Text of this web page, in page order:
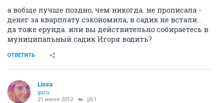
а вобще лучше поздно, чем никогда. не прописала -
денег за кварплату сэкономила, в садик не встали..
да тоже ерунда. или вы действительно собираетесь в
муниципальный садик Игоря водить?
ОТВЕТИТЬ
Lissa
guru
21 июня 2012 jjb1